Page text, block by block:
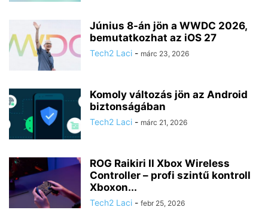
Június 8-án jön a WWDC 2026,
bemutatkozhat az iOS 27
Tech2 Laci - márc 23, 2026
Komoly változás jön az Android
biztonságában
Tech2 Laci - márc 21, 2026
ROG Raikiri II Xbox Wireless
Controller – profi szintű kontroll
Xboxon...
Tech2 Laci - febr 25, 2026